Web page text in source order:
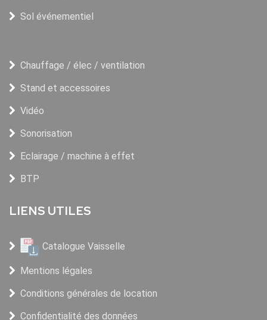
Sol événementiel
Chauffage / élec / ventilation
Stand et accessoires
Vidéo
Sonorisation
Eclairage / machine à effet
BTP
LIENS UTILES
Catalogue Vaisselle
Mentions légales
Conditions générales de location
Confidentialité des données